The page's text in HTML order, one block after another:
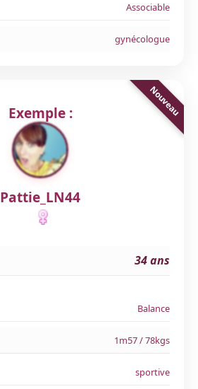
Associable
gynécologue
Exemple :
Pattie_LN44
34 ans
Balance
1m57 / 78kgs
sportive